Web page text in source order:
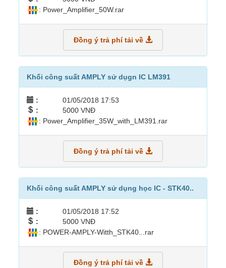
: Power_Amplifier_50W.rar
Đồng ý trả phí tải về
Khối công suất AMPLY sử dụgn IC LM391
: 01/05/2018 17:53
: 5000 VNĐ
: Power_Amplifier_35W_with_LM391.rar
Đồng ý trả phí tải về
Khối công suất AMPLY sử dụng học IC - STK40..
: 01/05/2018 17:52
: 5000 VNĐ
: POWER-AMPLY-Witth_STK40...rar
Đồng ý trả phí tải về